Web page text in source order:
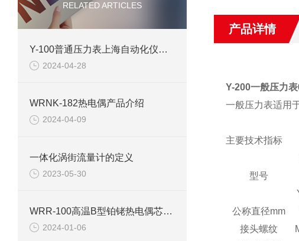
RELATED ARTICLES
Y-100普通压力表上海自动化仪表四厂产品介绍
2024-04-28
WRNK-182热电偶产品介绍
2024-04-09
一体化涡街流量计的定义
2023-05-30
WRR-100高温B型铂铑热电偶芯产品介绍
2024-01-06
产品详情
Y-200一般压力
一般压力表适用
主要技术指标
型号
公称直径mm
接头螺纹